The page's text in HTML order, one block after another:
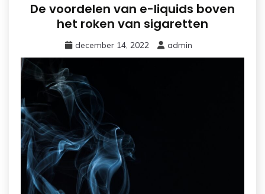
De voordelen van e-liquids boven
het roken van sigaretten
december 14, 2022 admin